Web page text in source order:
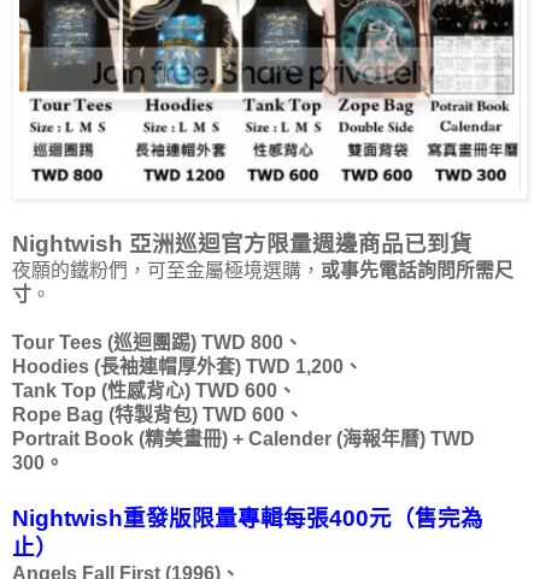
Nightwish 亞洲巡迴官方限量週邊商品已到貨
夜願的鐵粉們，可至金屬極境選購， 或事先電話詢問所需尺
寸 。
Tour Tees (巡迴團踢) TWD 800、
Hoodies (長袖連帽厚外套) TWD 1,200、
Tank Top (性感背心) TWD 600、
Rope Bag (特製背包) TWD 600、
Portrait Book (精美畫冊) + Calender (海報年曆) TWD
300。
Nightwish重發版限量專輯每張400元（售完為
止）
Angels Fall First (1996)、